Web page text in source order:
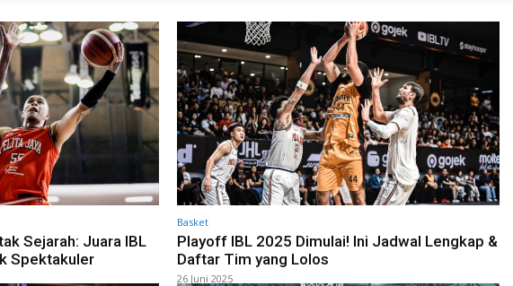
Sejarah: Juara IBL
Spektakuler
Basket
Playoff IBL 2025 Dimulai! Ini Jadwal Lengkap &
Daftar Tim yang Lolos
26 Juni 2025